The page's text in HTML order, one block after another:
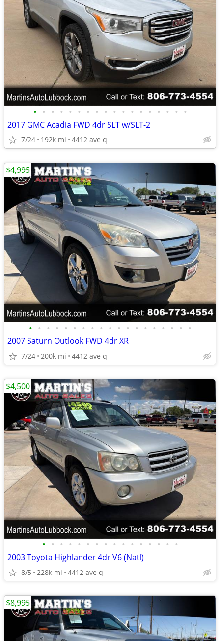
• • • • • • • • • • • • • • • • • •
2017 GMC Acadia FWD 4dr SLT w/SLT-2
7/24 192k mi 4412 ave q
• • • • • • • • • • • • • • • • • • •
2007 Saturn Outlook FWD 4dr XR
7/24 200k mi 4412 ave q
$4,995
• • • • • • • • • • • • • • • •
2003 Toyota Highlander 4dr V6 (Natl)
8/5 228k mi 4412 ave q
$4,500
$8,995